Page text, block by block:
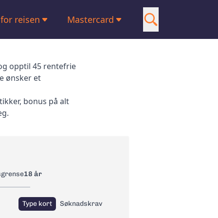
reisen
lav rente
reiseforsikring
Shopping
Mastercard
Visa
American Express
Kontakt oss
opptil 45 rentefrie
ønsker et
bonus på alt
18 år
Type kort Søknadskrav